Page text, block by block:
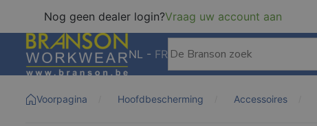
Nog geen dealer login?Vraag uw account aan
NL - FR
Voorpagina Hoofdbescherming Accessoires